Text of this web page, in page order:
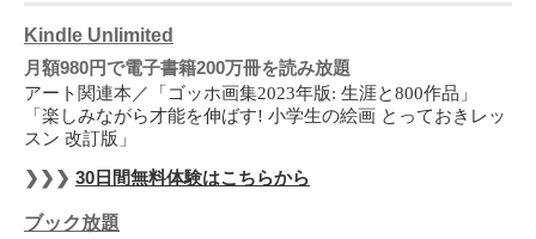
Kindle Unlimited
月額980円で電子書籍200万冊を読み放題
アート関連本／「ゴッホ画集2023年版: 生涯と800作品」
「楽しみながら才能を伸ばす! 小学生の絵画 とっておきレッ
スン 改訂版」
❯❯❯ 30日間無料体験はこちらから
ブック放題